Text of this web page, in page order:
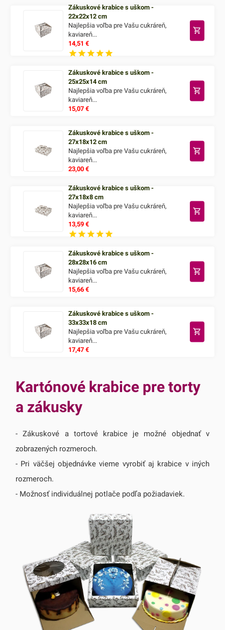
Zákuskové krabice s uškom -
22x22x12 cm
Najlepšia voľba pre Vašu cukráreň,
kaviareň...
14,51€
Zákuskové krabice s uškom -
25x25x14 cm
Najlepšia voľba pre Vašu cukráreň,
kaviareň...
15,07€
Zákuskové krabice s uškom -
27x18x12 cm
Najlepšia voľba pre Vašu cukráreň,
kaviareň...
23,00€
Zákuskové krabice s uškom -
27x18x8 cm
Najlepšia voľba pre Vašu cukráreň,
kaviareň...
13,59€
Zákuskové krabice s uškom -
28x28x16 cm
Najlepšia voľba pre Vašu cukráreň,
kaviareň...
15,66€
Zákuskové krabice s uškom -
33x33x18 cm
Najlepšia voľba pre Vašu cukráreň,
kaviareň...
17,47€
Kartónové krabice pre torty
a zákusky
- Zákuskové a tortové krabice je možné objednať v
zobrazených rozmeroch.
- Pri väčšej objednávke vieme vyrobiť aj krabice v iných
rozmeroch.
- Možnosť individuálnej potlače podľa požiadaviek.